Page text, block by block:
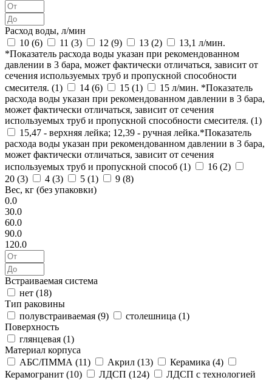
Расход воды, л/мин
10 (6) 11 (3) 12 (9) 13 (2)
13,1 л/мин.
*Показатель расхода воды указан при рекомендованном
давлении в 3 бара, может фактически отличаться, зависит от
сечения используемых труб и пропускной способности
смесителя. (1) 14 (6) 15 (1)
15 л/мин. *Показатель
расхода воды указан при рекомендованном давлении в 3 бара,
может фактически отличаться, зависит от сечения
используемых труб и пропускной способности смесителя. (1)
15,47 - верхняя лейка; 12,39 - ручная лейка.*Показатель
расхода воды указан при рекомендованном давлении в 3 бара,
может фактически отличаться, зависит от сечения
используемых труб и пропускной способ (1) 16 (2)
20 (3) 4 (3) 5 (1) 9 (8)
Вес, кг (без упаковки)
0.0
30.0
60.0
90.0
120.0
Встраиваемая система
нет (18)
Тип раковины
полувстраиваемая (9) столешница (1)
Поверхность
глянцевая (1)
Материал корпуса
АБС/ПММА (11) Акрил (13) Керамика (4)
Керамогранит (10) ЛДСП (124)
ЛДСП с технологией